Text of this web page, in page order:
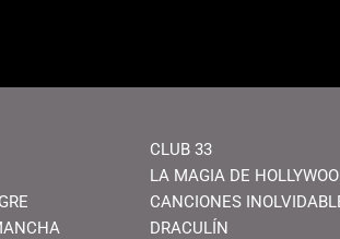
CLUB 33
LA MAGIA DE
CANCIONES
DRACULÍN